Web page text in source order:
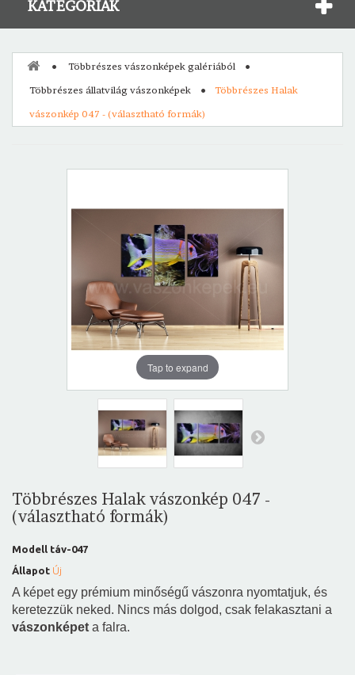
KATEGÓRIÁK
Többrészes vászonképek galériából
Többrészes állatvilág vászonképek
Többrészes Halak
vászonkép 047 - (választható formák)
Tap to expand
Többrészes Halak vászonkép 047 -
(választható formák)
Modell táv-047
Állapot Új
A képet egy prémium minőségű vászonra nyomtatjuk, és
keretezzük neked. Nincs más dolgod, csak felakasztani a
vászonképet a falra.